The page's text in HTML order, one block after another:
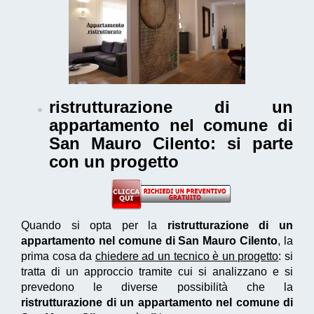
ristrutturazione di un
appartamento nel comune di
San Mauro Cilento: si parte
con un progetto
Quando si opta per la ristrutturazione di un
appartamento nel comune di San Mauro Cilento, la
prima cosa da chiedere ad un tecnico è un progetto: si
tratta di un approccio tramite cui si analizzano e si
prevedono le diverse possibilità che la
ristrutturazione di un appartamento nel comune di